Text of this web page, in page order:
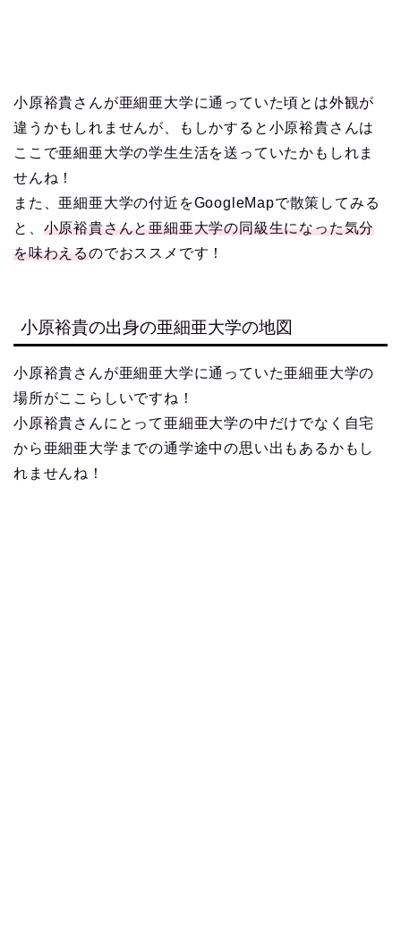
小原裕貴さんが亜細亜大学に通っていた頃とは外観が
違うかもしれませんが、もしかすると小原裕貴さんは
ここで亜細亜大学の学生生活を送っていたかもしれま
せんね！
また、亜細亜大学の付近をGoogleMapで散策してみる
と、 小原裕貴さんと亜細亜大学の同級生になった気分
を味わえるのでおススメです！
小原裕貴の出身の亜細亜大学の地図
小原裕貴さんが亜細亜大学に通っていた亜細亜大学の
場所がここらしいですね！
小原裕貴さんにとって亜細亜大学の中だけでなく自宅
から亜細亜大学までの通学途中の思い出もあるかもし
れませんね！